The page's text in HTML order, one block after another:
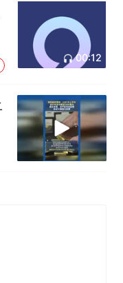
00:12